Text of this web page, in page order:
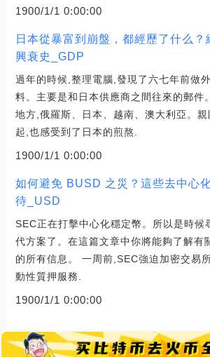
1900/1/1 0:00:00
日本從暴富到崩盤，都經歷了什么？
興衰史_GDP
過年的時候,整理電腦,發現了六七年前做
料。主要是和日本供應商之間往來的郵件
地方,俄羅斯、日本、越南、澳大利亞。
起,也感受到了日本的煎熬.
1900/1/1 0:00:00
如何避免 BUSD 之災？這些去中心
待_USD
SEC正在打擊中心化穩定幣。所以是時候
代方案了。在這篇文章中你將能夠了解有
的所有信息。 一周前,SEC強迫加密交易
動性質押服務.
1900/1/1 0:00:00